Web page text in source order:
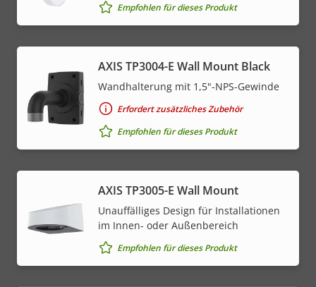
Empfohlen für dieses Produkt
AXIS TP3004-E Wall Mount Black
Wandhalterung mit 1,5"-NPS-Gewinde
Erfordert zusätzliches Zubehör
Empfohlen für dieses Produkt
AXIS TP3005-E Wall Mount
Unauffälliges Design für Installationen
im Innen- oder Außenbereich
Empfohlen für dieses Produkt